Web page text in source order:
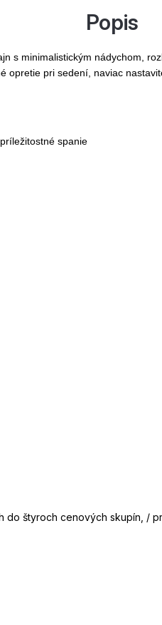
Popis
s minimalistickým nádychom,
opretie pri sedení, naviac
spanie
do štyroch cenových skupín, /